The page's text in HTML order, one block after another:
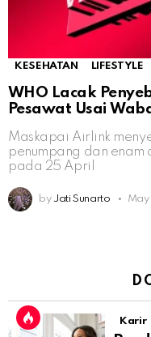
KESEHATAN LIFESTYLE
WHO Lacak
Pesawat Usai
Maskapai Airlink
penumpang dan
pada 25 April
by Jati Sunarto
Karir